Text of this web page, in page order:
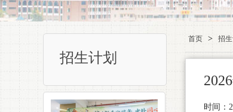
招生计划
首页 > 招生
时间：